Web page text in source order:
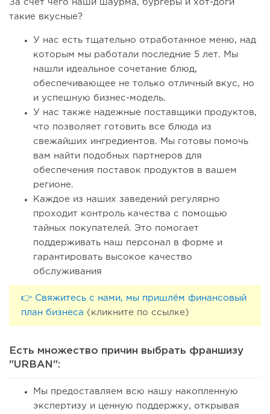
За счет чего наши шаурма, бургеры и хот-доги
такие вкусные?
У нас есть тщательно отработанное меню, над
которым мы работали последние 5 лет. Мы
нашли идеальное сочетание блюд,
обеспечивающее не только отличный вкус, но
и успешную бизнес-модель.
У нас также надежные поставщики продуктов,
что позволяет готовить все блюда из
свежайших ингредиентов. Мы готовы помочь
вам найти подобных партнеров для
обеспечения поставок продуктов в вашем
регионе.
Каждое из наших заведений регулярно
проходит контроль качества с помощью
тайных покупателей. Это помогает
поддерживать наш персонал в форме и
гарантировать высокое качество
обслуживания
👉 Свяжитесь с нами, мы пришлём финансовый
план бизнеса (кликните по ссылке)
Есть множество причин выбрать франшизу
"URBAN":
Мы предоставляем всю нашу накопленную
экспертизу и ценную поддержку, открывая